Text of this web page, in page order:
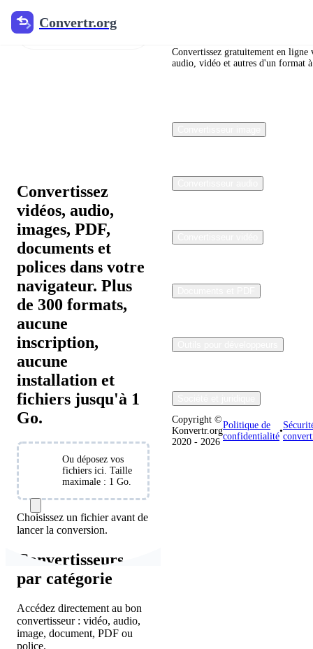
Convertr.org
Convertisseur de fichiers en
Convertissez
vidéos, audio,
images, PDF,
documents et
polices dans votre
navigateur. Plus
de 300 formats,
aucune
inscription,
aucune
installation et
fichiers jusqu'à 1
Go.
Ou déposez vos
fichiers ici. Taille
maximale : 1 Go.
Choisissez un fichier avant de
lancer la conversion.
Convertisseurs
par catégorie
Accédez directement au bon
convertisseur : vidéo, audio,
image, document, PDF ou
police.
Convertissez gratuitement en ligne
audio, vidéo et autres d'un format
Copyright ©
Konvertr.org
2020 - 2026
Politique de
confidentialité
•